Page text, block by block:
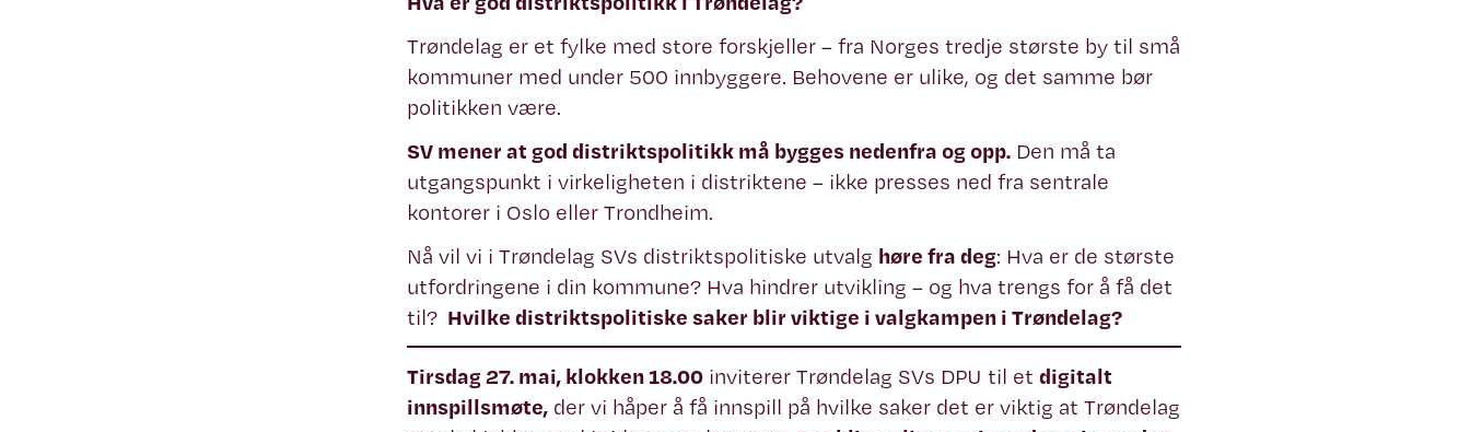
Trøndelag er et fylke med store forskjeller – fra Norges tredje største by til små
kommuner med under 500 innbyggere. Behovene er ulike, og det samme bør
politikken være.
SV mener at god distriktspolitikk må bygges nedenfra og opp. Den må ta
utgangspunkt i virkeligheten i distriktene – ikke presses ned fra sentrale
kontorer i Oslo eller Trondheim.
Nå vil vi i Trøndelag SVs distriktspolitiske utvalg høre fra deg: Hva er de største
utfordringene i din kommune? Hva hindrer utvikling – og hva trengs for å få det
til? Hvilke distriktspolitiske saker blir viktige i valgkampen i Trøndelag?
Tirsdag 27. mai, klokken 18.00 inviterer Trøndelag SVs DPU til et digitalt
innspillsmøte, der vi håper å få innspill på hvilke saker det er viktig at Trøndelag